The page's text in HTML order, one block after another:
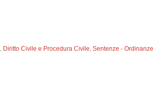
, Diritto Civile e Procedura Civile,Sentenze - Ordinanze